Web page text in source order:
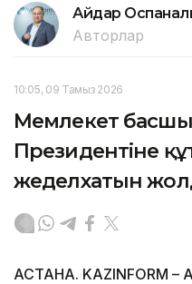
Айдар
Авторлар
10:05, 09 Тамыз 2026
Мемлекет
Президентіне
жеделхатын
АСТАНА. KAZINFORM –